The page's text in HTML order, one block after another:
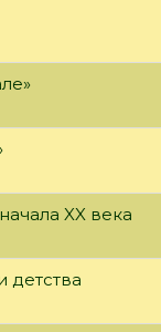
XX века
детства